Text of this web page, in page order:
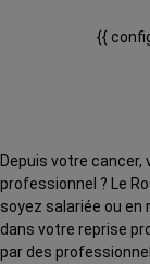
{{
Depuis votre
professionnel ? Le
soyez salariée ou en
dans votre reprise
par des